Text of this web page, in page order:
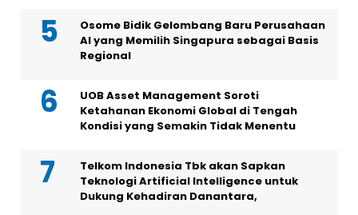
Osome Bidik Gelombang Baru Perusahaan
AI yang Memilih Singapura sebagai Basis
Regional
UOB Asset Management Soroti
Ketahanan Ekonomi Global di Tengah
Kondisi yang Semakin Tidak Menentu
Telkom Indonesia Tbk akan Sapkan
Teknologi Artificial Intelligence untuk
Dukung Kehadiran Danantara,